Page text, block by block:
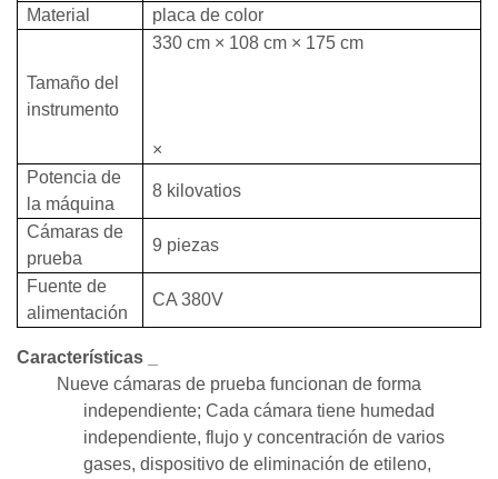
Material placa de color
Tamaño del
instrumento
330 cm × 108 cm × 175 cm
×
Potencia de
la máquina
8 kilovatios
Cámaras de
prueba
9 piezas
Fuente de
alimentación
CA 380V
Características
Nueve cámaras de prueba funcionan de forma
independiente; Cada cámara tiene humedad
independiente, flujo y concentración de varios
gases, dispositivo de eliminación de etileno,